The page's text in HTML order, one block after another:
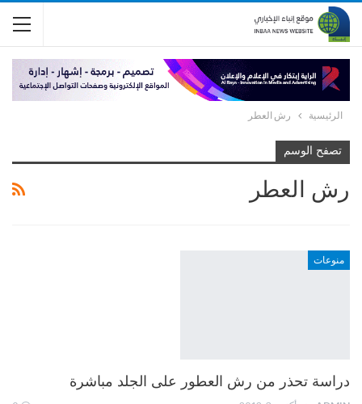
الرئيسية رش العطر
تصفح الوسم
رش العطر
منوعات
دراسة تحذر من رش العطور على الجلد مباشرة